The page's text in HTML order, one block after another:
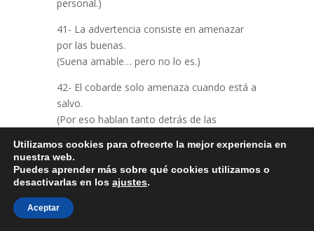
personal.)
41- La advertencia consiste en amenazar
por las buenas.
(Suena amable… pero no lo es.)
42- El cobarde solo amenaza cuando está a
salvo.
(Por eso hablan tanto detrás de las
43- No confundas mi silencio con debilidad,
nadie planea un asesinato en voz alta…
peligrosa.)
Utilizamos cookies para ofrecerte la mejor experiencia en
nuestra web.
Puedes aprender más sobre qué cookies utilizamos o
desactivarlas en los ajustes.
Aceptar